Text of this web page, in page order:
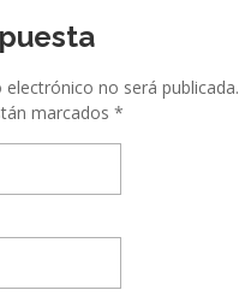
no será publicada.
marcados *